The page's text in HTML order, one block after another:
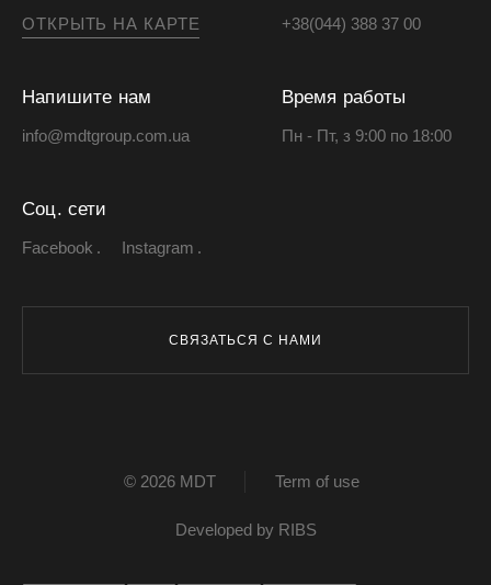
ОТКРЫТЬ НА КАРТЕ
+38(044) 388 37 00
Напишите нам
info@mdtgroup.com.ua
Время работы
Пн - Пт, з 9:00 по 18:00
Соц. сети
Facebook Instagram
СВЯЗАТЬСЯ С НАМИ
© 2026 MDT Term of use
Developed by RIBS